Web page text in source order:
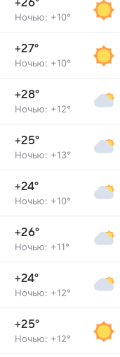
+26°
Ночью: +10°
+27°
Ночью: +10°
+28°
Ночью: +12°
+25°
Ночью: +13°
+24°
Ночью: +10°
+26°
Ночью: +11°
+24°
Ночью: +12°
+25°
Ночью: +12°